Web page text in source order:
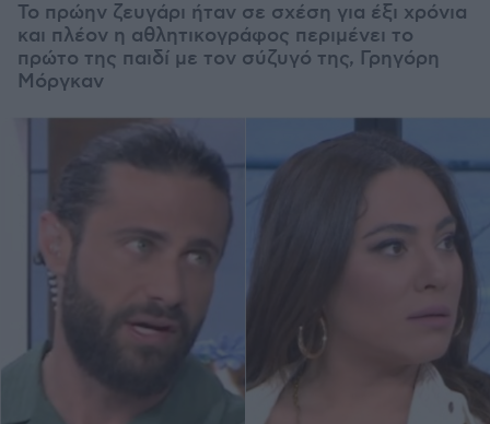
Το πρώην ζευγάρι ήταν σε σχέση για έξι χρόνια
και πλέον η αθλητικογράφος περιμένει το
πρώτο της παιδί με τον σύζυγό της, Γρηγόρη
Μόργκαν